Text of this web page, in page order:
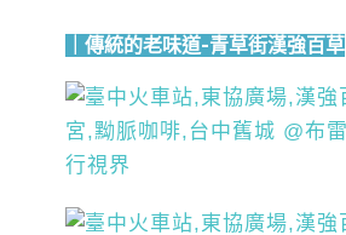
｜傳統的老味道-青草街漢強百草